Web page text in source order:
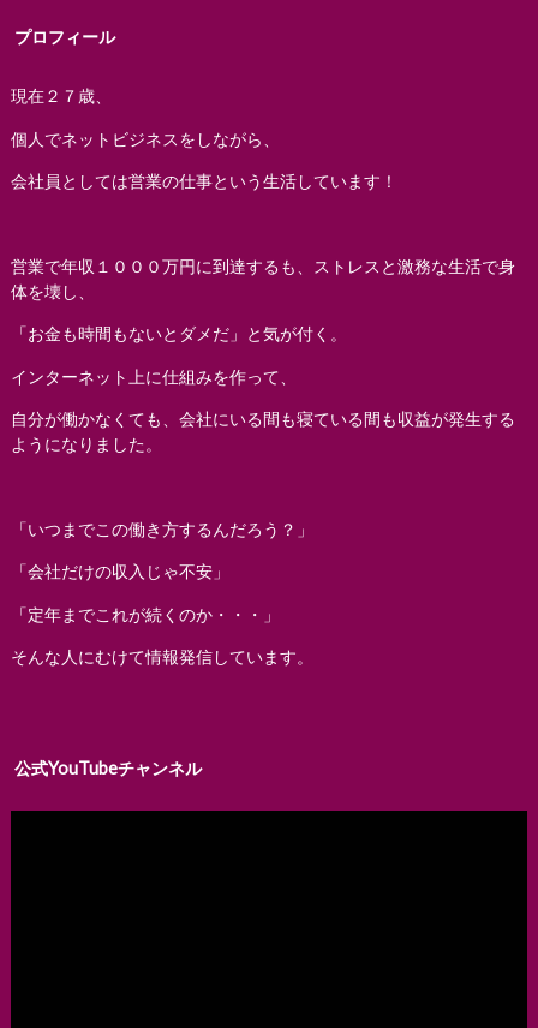
プロフィール
現在２７歳、
個人でネットビジネスをしながら、
会社員としては営業の仕事という生活しています！
営業で年収１０００万円に到達するも、ストレスと激務な生活で身
体を壊し、
「お金も時間もないとダメだ」と気が付く。
インターネット上に仕組みを作って、
自分が働かなくても、会社にいる間も寝ている間も収益が発生する
ようになりました。
「いつまでこの働き方するんだろう？」
「会社だけの収入じゃ不安」
「定年までこれが続くのか・・・」
そんな人にむけて情報発信しています。
公式YouTubeチャンネル